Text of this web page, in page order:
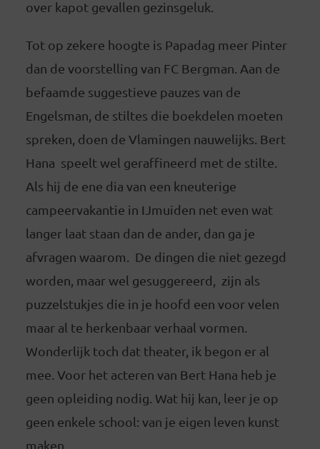
over kapot gevallen gezinsgeluk.
Tot op zekere hoogte is Papadag meer Pinter
dan de voorstelling van FC Bergman. Aan de
befaamde suggestieve pauzes van de
Engelsman, de stiltes die boekdelen moeten
spreken, doen de Vlamingen nauwelijks. Bert
Hana speelt wel geraffineerd met de stilte.
Als hij de ene dia van een kneuterige
campeervakantie in IJmuiden net even wat
langer laat staan dan de ander, dan ga je
afvragen waarom. De dingen die niet gezegd
worden, maar wel gesuggereerd, zijn als
puzzelstukjes die in je hoofd een voor velen
maar al te herkenbaar verhaal vormen.
Wonderlijk toch dat theater, ik begon er al
mee. Voor het acteren van Bert Hana heb je
geen opleiding nodig. Wat hij kan, leer je op
geen enkele school: van je eigen leven kunst
maken.